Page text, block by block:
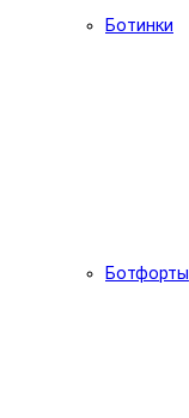
Ботинки
Ботфорты